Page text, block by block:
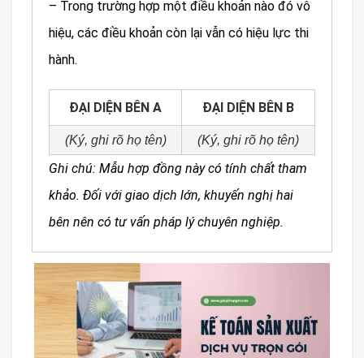
– Trong trường hợp một điều khoản nào đó vô
hiệu, các điều khoản còn lại vẫn có hiệu lực thi
hành.
ĐẠI DIỆN BÊN A ĐẠI DIỆN BÊN B
(Ký, ghi rõ họ tên) (Ký, ghi rõ họ tên)
Ghi chú: Mẫu hợp đồng này có tính chất tham
khảo. Đối với giao dịch lớn, khuyến nghị hai
bên nên có tư vấn pháp lý chuyên nghiệp.